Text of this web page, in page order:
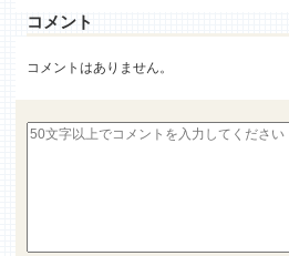
コメント
コメントはありません。